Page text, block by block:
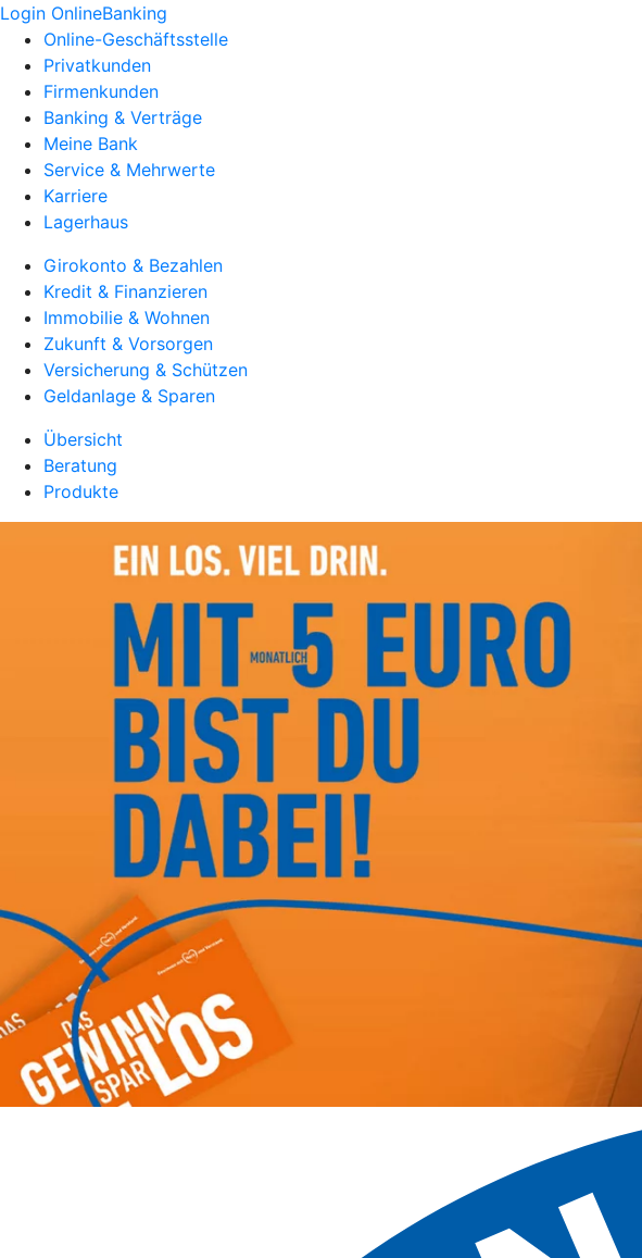
Login OnlineBanking
Online-Geschäftsstelle
Privatkunden
Firmenkunden
Banking & Verträge
Meine Bank
Service & Mehrwerte
Karriere
Lagerhaus
Girokonto & Bezahlen
Kredit & Finanzieren
Immobilie & Wohnen
Zukunft & Vorsorgen
Versicherung & Schützen
Geldanlage & Sparen
Übersicht
Beratung
Produkte